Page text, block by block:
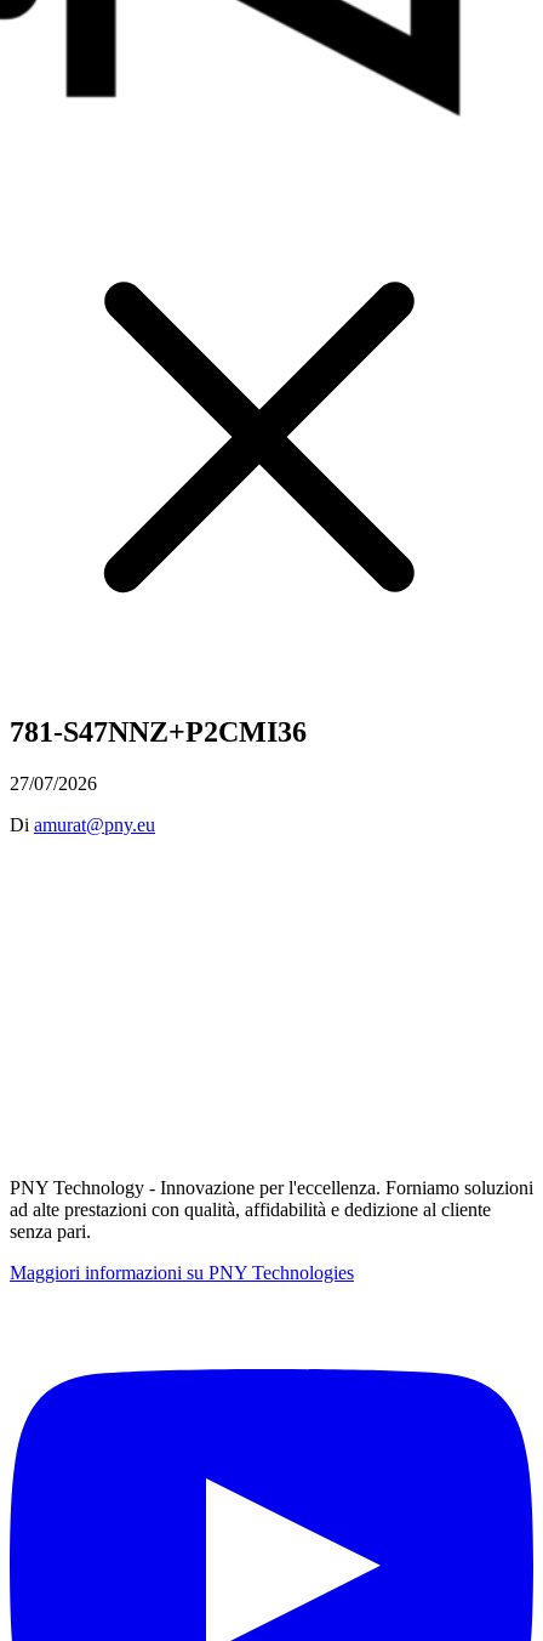
781-S47NNZ+P2CMI36
27/07/2026
Di amurat@pny.eu
PNY Technology - Innovazione per l'eccellenza. Forniamo soluzioni
ad alte prestazioni con qualità, affidabilità e dedizione al cliente
senza pari.
Maggiori informazioni su PNY Technologies